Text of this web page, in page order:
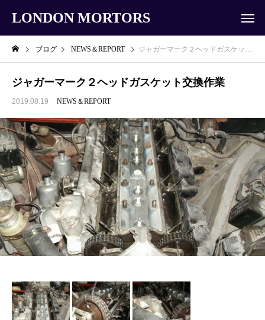
LONDON MORTORS
ブログ NEWS＆REPORT ジャガーマーク２ヘッドガスケット交換作業
ジャガーマーク２ヘッドガスケット交換作業
2019.08.19 NEWS＆REPORT